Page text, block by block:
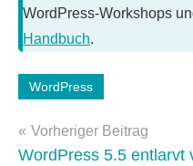
WordPress-Workshops
Handbuch.
Schlagwörter:
WordPress-
Plugins
WordPress
Beitragsnavigation
Vorheriger Beitrag
WordPress 5.5 entlarvt